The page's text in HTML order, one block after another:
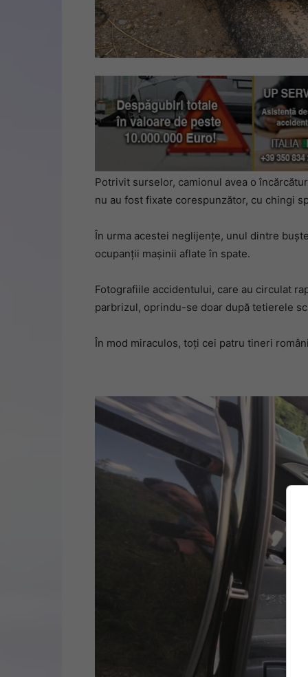
Potrivit surselor, camionul avea o
nu au fost fixate corespunzător, cu chingi
În urma acestei neglijențe, unul dintre
ocupanții mașinii aflate în spate.
Fotografiile accidentului, care au circulat
parbrizul, oprindu-se doar după tetierele
În mod miraculos, toți cei patru tineri